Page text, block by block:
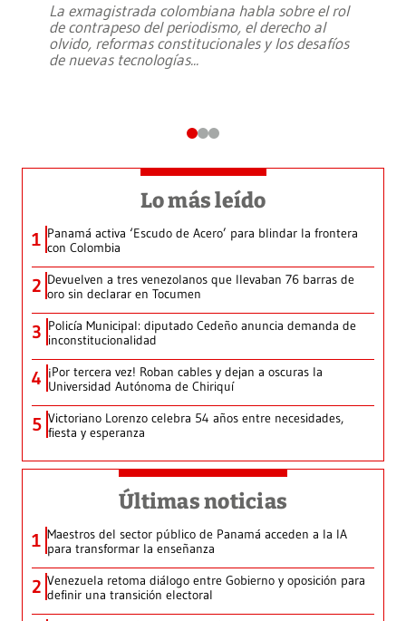
La exmagistrada colombiana habla sobre el rol
de contrapeso del periodismo, el derecho al
olvido, reformas constitucionales y los desafíos
de nuevas tecnologías...
Lo más leído
1 Panamá activa ‘Escudo de Acero’ para blindar la frontera
con Colombia
2 Devuelven a tres venezolanos que llevaban 76 barras de
oro sin declarar en Tocumen
3 Policía Municipal: diputado Cedeño anuncia demanda de
inconstitucionalidad
4 ¡Por tercera vez! Roban cables y dejan a oscuras la
Universidad Autónoma de Chiriquí
5 Victoriano Lorenzo celebra 54 años entre necesidades,
fiesta y esperanza
Últimas noticias
1 Maestros del sector público de Panamá acceden a la IA
para transformar la enseñanza
2 Venezuela retoma diálogo entre Gobierno y oposición para
definir una transición electoral